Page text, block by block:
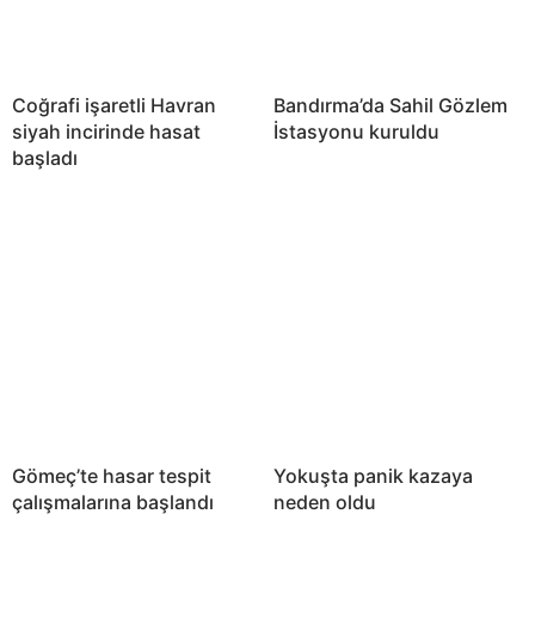
Coğrafi işaretli Havran
siyah incirinde hasat
başladı
Bandırma’da Sahil Gözlem
İstasyonu kuruldu
Gömeç’te hasar tespit
çalışmalarına başlandı
Yokuşta panik kazaya
neden oldu